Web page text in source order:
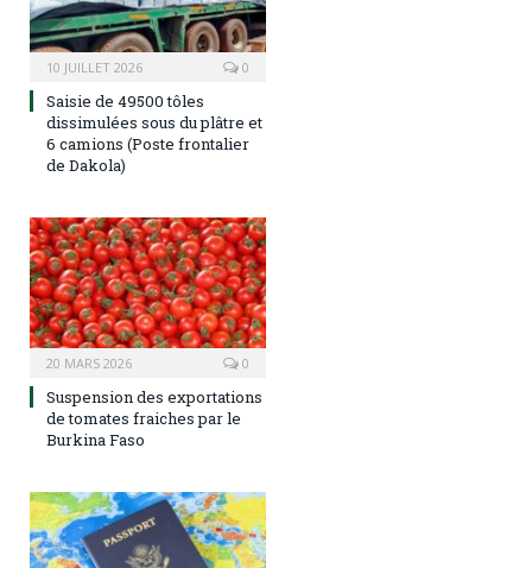
10 JUILLET 2026 0
Saisie de 49500 tôles
dissimulées sous du plâtre et
6 camions (Poste frontalier
de Dakola)
20 MARS 2026 0
Suspension des exportations
de tomates fraiches par le
Burkina Faso